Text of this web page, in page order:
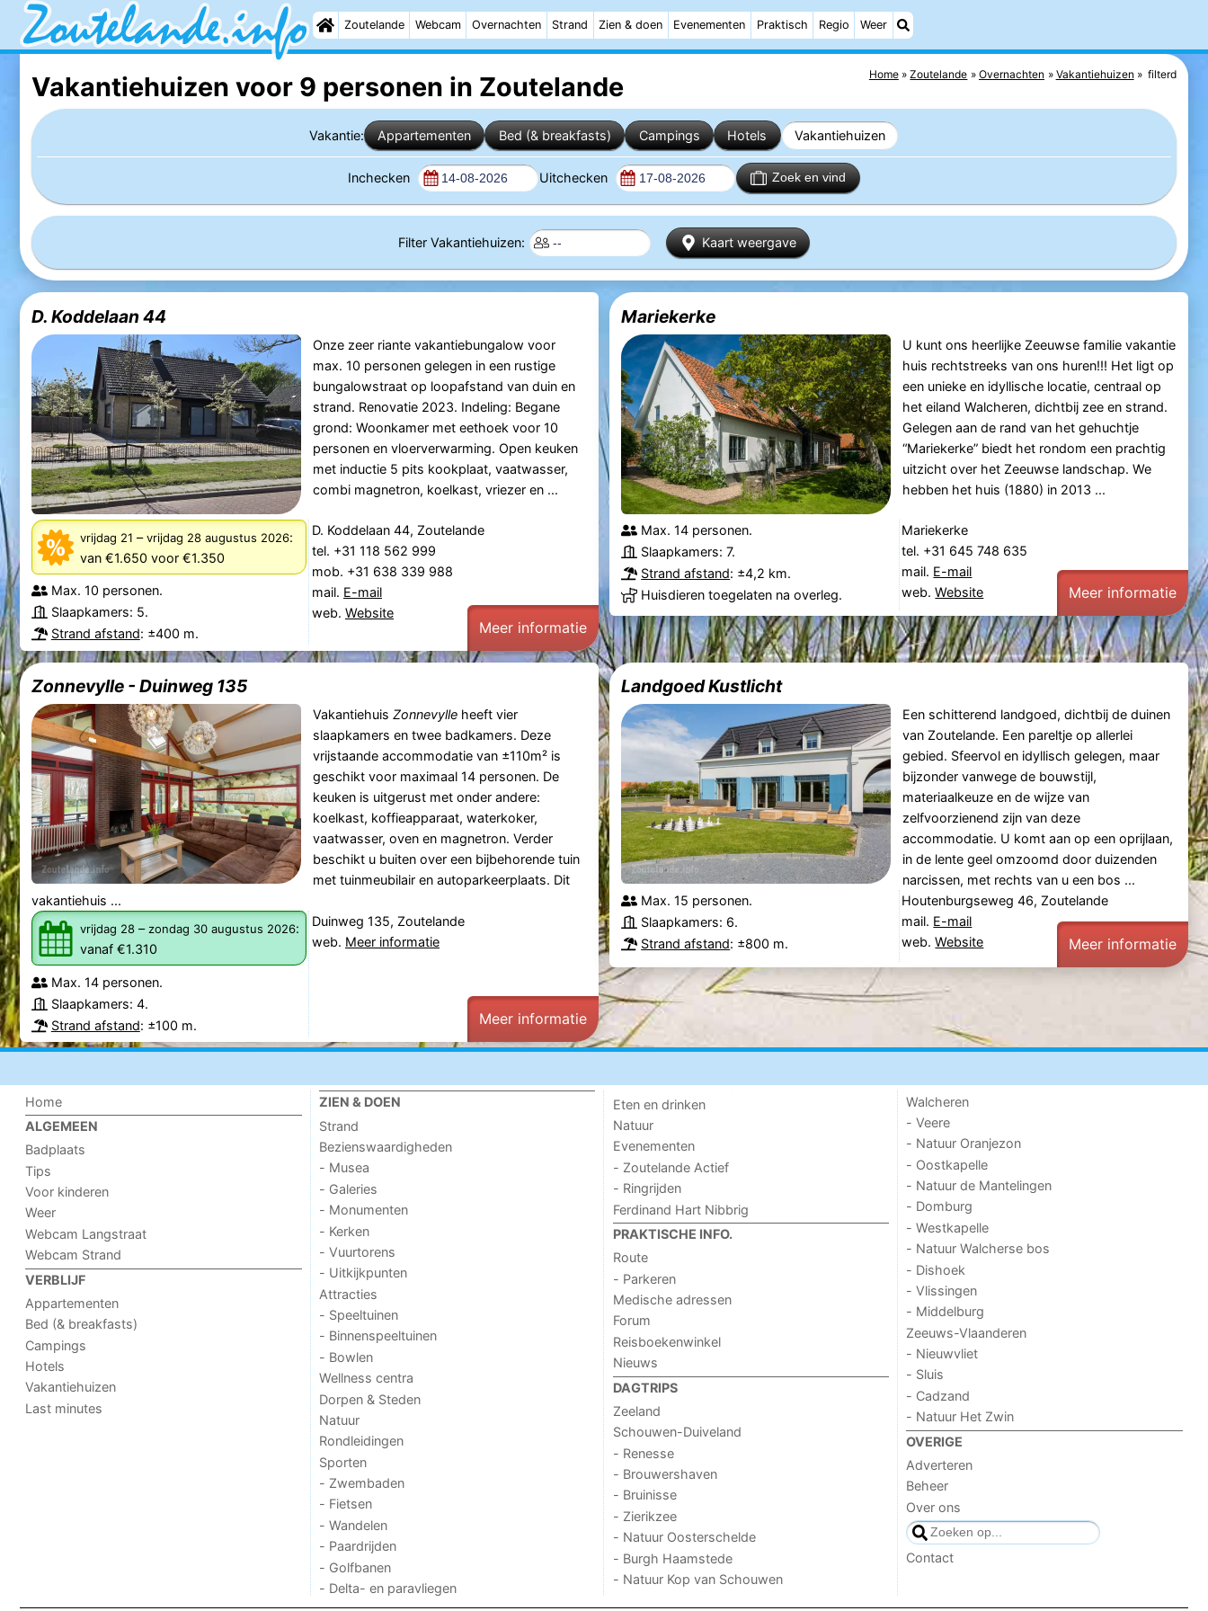
Zoutelande Webcam Overnachten Strand Zien & doen Evenementen Praktisch Regio Weer
Home Zoutelande Overnachten Vakantiehuizen filterd
Vakantiehuizen voor 9 personen in Zoutelande
Vakantie: Appartementen Bed (& breakfasts) Campings Hotels Vakantiehuizen
Inchecken Uitchecken Zoek en vind
Filter Vakantiehuizen: Kaart weergave
D. Koddelaan 44
Onze zeer riante vakantiebungalow voor
max. 10 personen gelegen in een rustige
bungalowstraat op loopafstand van duin en
strand. Renovatie 2023. Indeling: Begane
grond: Woonkamer met eethoek voor 10
personen en vloerverwarming. Open keuken
met inductie 5 pits kookplaat, vaatwasser,
combi magnetron, koelkast, vriezer en ...
vrijdag 21 –vrijdag 28 augustus 2026:
van €1.650 voor €1.350
Max. 10 personen.
Slaapkamers: 5.
Strand afstand: ±400 m.
D. Koddelaan 44, Zoutelande
tel. +31 118 562 999
mob. +31 638 339 988
mail. E-mail
web. Website
Meer informatie
Mariekerke
U kunt ons heerlijke Zeeuwse familie vakantie
huis rechtstreeks van ons huren!!! Het ligt op
een unieke en idyllische locatie, centraal op
het eiland Walcheren, dichtbij zee en strand.
Gelegen aan de rand van het gehuchtje
“Mariekerke” biedt het rondom een prachtig
uitzicht over het Zeeuwse landschap. We
hebben het huis (1880) in 2013 ...
Max. 14 personen.
Slaapkamers: 7.
Strand afstand: ±4,2 km.
Huisdieren toegelaten na overleg.
Mariekerke
tel. +31 645 748 635
mail. E-mail
web.Website Meer informatie
Zonnevylle - Duinweg 135
Vakantiehuis Zonnevylleheeft vier
slaapkamers en twee badkamers. Deze
vrijstaande accommodatie van ±110m² is
geschikt voor maximaal 14 personen. De
keuken is uitgerust met onder andere:
koelkast, koffieapparaat, waterkoker,
vaatwasser, oven en magnetron. Verder
beschikt u buiten over een bijbehorende tuin
met tuinmeubilair en autoparkeerplaats. Dit
vakantiehuis ...
vrijdag 28– zondag 30 augustus 2026:
vanaf €1.310
Max. 14 personen.
Slaapkamers: 4.
Strand afstand: ±100 m.
Duinweg 135, Zoutelande
web. Meer informatie
Meer informatie
Landgoed Kustlicht
Een schitterend landgoed, dichtbij de duinen
van Zoutelande. Een pareltje op allerlei
gebied. Sfeervol en idyllisch gelegen, maar
bijzonder vanwege de bouwstijl,
materiaalkeuze en de wijze van
zelfvoorzienend zijn van deze
accommodatie. U komt aan op een oprijlaan,
in de lente geel omzoomd door duizenden
narcissen, met rechts van u een bos ...
Max. 15 personen.
Slaapkamers: 6.
Strand afstand: ±800 m.
Houtenburgseweg 46, Zoutelande
mail. E-mail
web.Website Meer informatie
Home
ALGEMEEN
Badplaats
Tips
Voor kinderen
Weer
Webcam Langstraat
Webcam Strand
VERBLIJF
Appartementen
Bed (& breakfasts)
Campings
Hotels
Vakantiehuizen
Last minutes
ZIEN & DOEN
Strand
Bezienswaardigheden
- Musea
- Galeries
- Monumenten
- Kerken
- Vuurtorens
- Uitkijkpunten
Attracties
- Speeltuinen
- Binnenspeeltuinen
- Bowlen
Wellness centra
Dorpen & Steden
Natuur
Rondleidingen
Sporten
- Zwembaden
- Fietsen
- Wandelen
- Paardrijden
- Golfbanen
- Delta- en paravliegen
Eten en drinken
Natuur
Evenementen
- Zoutelande Actief
- Ringrijden
Ferdinand Hart Nibbrig
PRAKTISCHE INFO.
Route
- Parkeren
Medische adressen
Forum
Reisboekenwinkel
Nieuws
DAGTRIPS
Zeeland
Schouwen-Duiveland
- Renesse
- Brouwershaven
- Bruinisse
- Zierikzee
- Natuur Oosterschelde
- Burgh Haamstede
- Natuur Kop van Schouwen
Walcheren
- Veere
- Natuur Oranjezon
- Oostkapelle
- Natuur de Mantelingen
- Domburg
- Westkapelle
- Natuur Walcherse bos
- Dishoek
- Vlissingen
- Middelburg
Zeeuws-Vlaanderen
- Nieuwvliet
- Sluis
- Cadzand
- Natuur Het Zwin
OVERIGE
Adverteren
Beheer
Over ons
Contact